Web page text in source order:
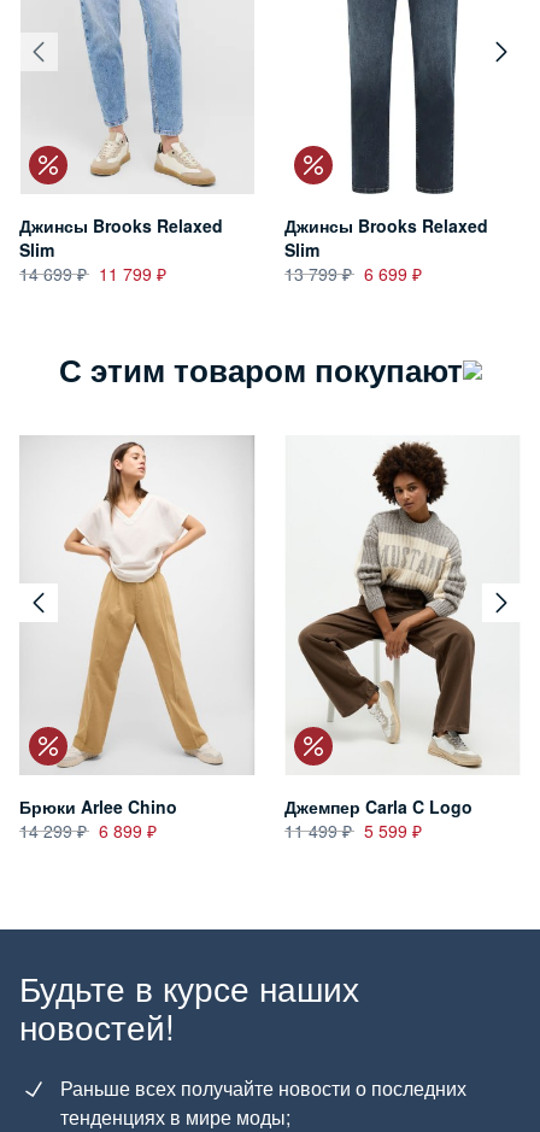
Джинсы Brooks Relaxed
Slim
14 699
11 799
Джинсы Brooks Relaxed
Slim
13 799
6 699
С этим товаром покупают
Брюки Arlee Chino
14 299
6 899
Джемпер Carla C Logo
11 499
5 599
Будьте в курсе наших
новостей!
Раньше всех получайте новости о последних
тенденциях в мире моды;